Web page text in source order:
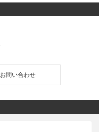
問い合わせ